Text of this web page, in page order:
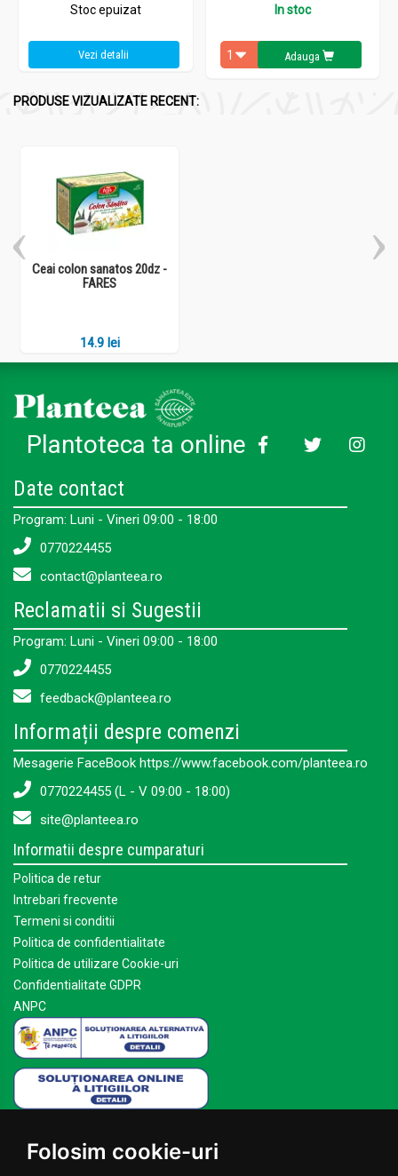
Folosim cookie-uri
Stoc epuizat
Vezi detalii
In stoc
Adauga
PRODUSE VIZUALIZATE RECENT:
Ceai colon sanatos 20dz -
FARES
14.9 lei
Plantoteca ta online
Date contact
Program: Luni - Vineri 09:00 - 18:00
0770224455
contact@planteea.ro
Reclamatii si Sugestii
Program: Luni - Vineri 09:00 - 18:00
0770224455
feedback@planteea.ro
Informații despre comenzi
Mesagerie FaceBook https://www.facebook.com/planteea.ro
0770224455 (L - V 09:00 - 18:00)
site@planteea.ro
Informatii despre cumparaturi
Politica de retur
Intrebari frecvente
Termeni si conditii
Politica de confidentialitate
Politica de utilizare Cookie-uri
Confidentialitate GDPR
ANPC
Acasa